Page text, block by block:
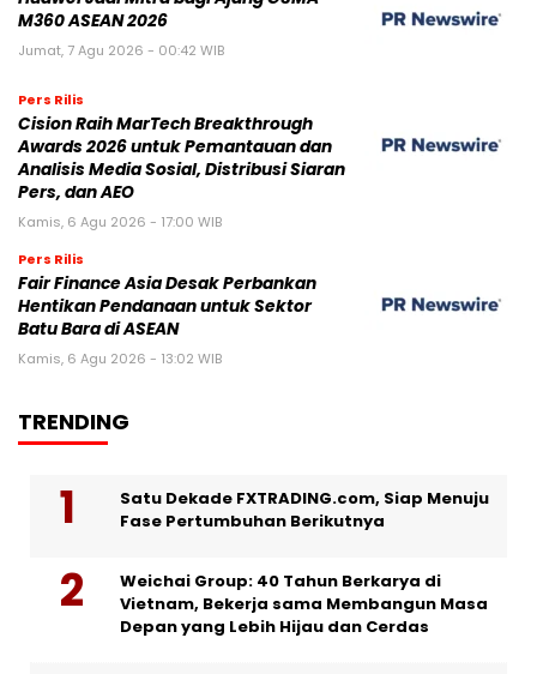
M360 ASEAN 2026
Jumat, 7 Agu 2026 - 00:42 WIB
Pers Rilis
Cision Raih MarTech Breakthrough
Awards 2026 untuk Pemantauan dan
Analisis Media Sosial, Distribusi Siaran
Pers, dan AEO
Kamis, 6 Agu 2026 - 17:00 WIB
Pers Rilis
Fair Finance Asia Desak Perbankan
Hentikan Pendanaan untuk Sektor
Batu Bara di ASEAN
Kamis, 6 Agu 2026 - 13:02 WIB
TRENDING
Satu Dekade FXTRADING.com, Siap Menuju
Fase Pertumbuhan Berikutnya
Weichai Group: 40 Tahun Berkarya di
Vietnam, Bekerja sama Membangun Masa
Depan yang Lebih Hijau dan Cerdas